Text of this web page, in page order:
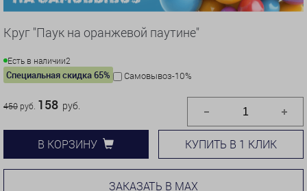
Круг "Паук на оранжевой паутине"
Есть в наличии2
Специальная скидка 65% Самовывоз-10%
450 руб. 158 руб.
В КОРЗИНУ КУПИТЬ В 1 КЛИК
ЗАКАЗАТЬ В MAX